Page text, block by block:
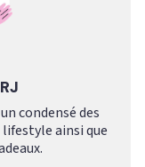
condensé des
ainsi que